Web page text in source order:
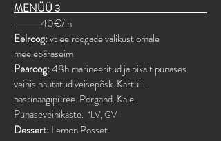
MENÜÜ 3
40€/in
Eelroog:vt eelroogade valikust omale
meelepäraseim
Pearoog:48h marineeritud ja pikalt punases
veinis hautatud veisepõsk. Kartuli-
pastinaagipüree. Porgand. Kale.
Punaseveinikaste. *LV, GV
Dessert: Lemon Posset